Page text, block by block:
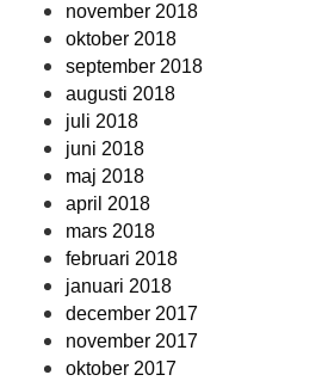
november 2018
oktober 2018
september 2018
augusti 2018
juli 2018
juni 2018
maj 2018
april 2018
mars 2018
februari 2018
januari 2018
december 2017
november 2017
oktober 2017